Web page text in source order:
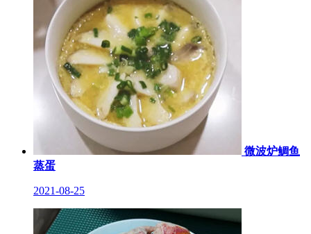
微波炉鲷鱼
蒸蛋
2021-08-25